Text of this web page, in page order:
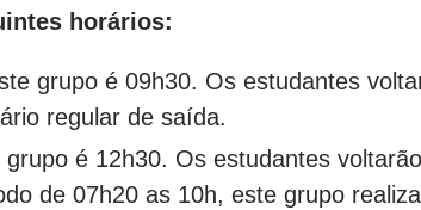
horários:
grupo é 09h30. Os estudantes
regular de saída.
é 12h30. Os estudantes
de 07h20 as 10h, este grupo